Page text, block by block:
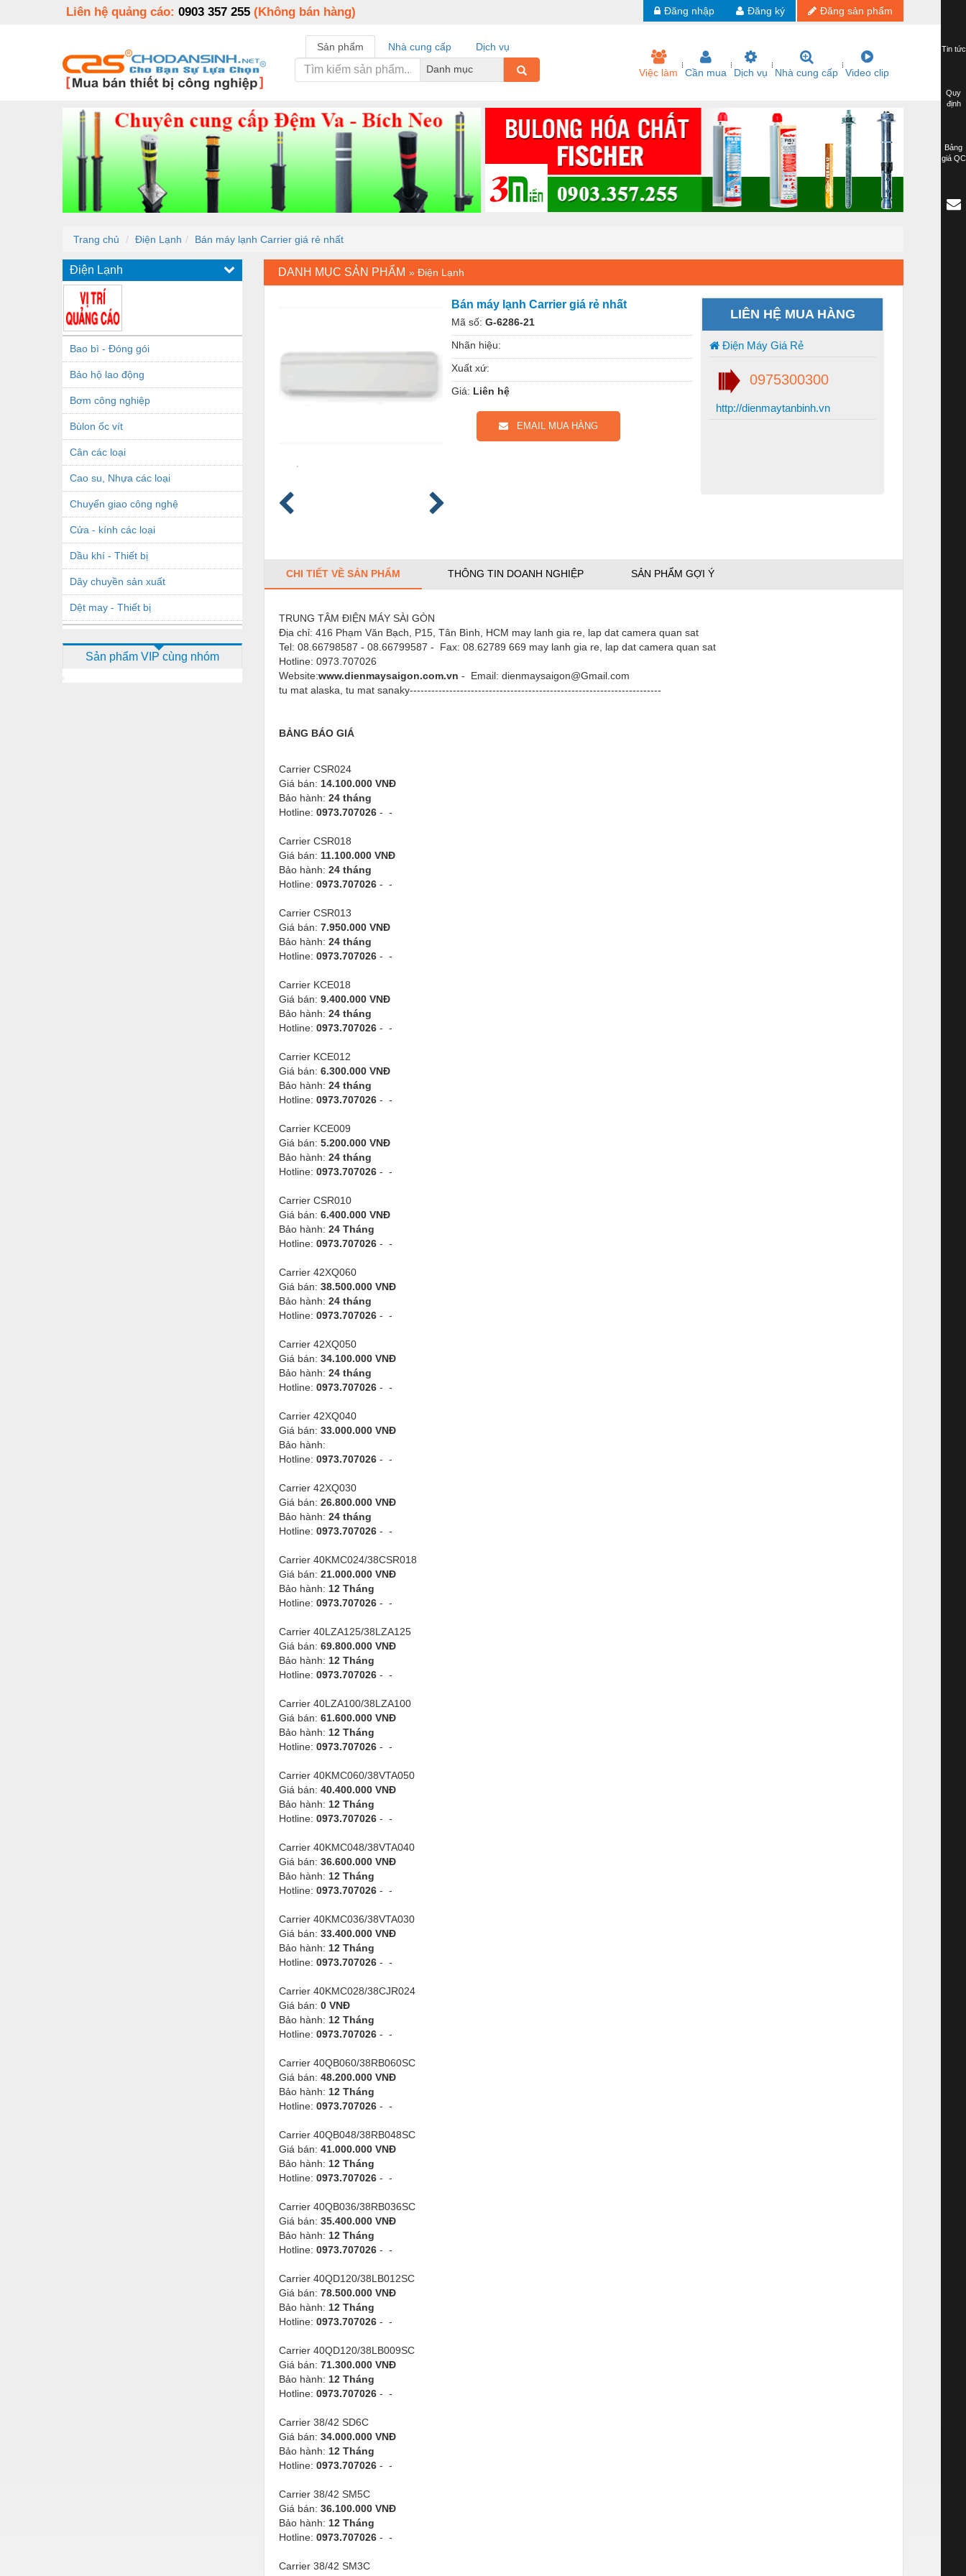
Liên hệ quảng cáo: 0903 357 255 (Không bán hàng) Đăng sản phẩm
Đăng ký
Đăng nhập
Sản phẩm Nhà cung cấp
Dịch vụ
Danh mục
Việc làm Cần mua Dịch vụ Nhà cung cấp Video clip
Trang chủ Điện Lạnh Bán máy lạnh Carrier giá rẻ nhất
Điện Lạnh
Bao bì - Đóng gói
Bảo hộ lao động
Bơm công nghiệp
Bùlon ốc vít
Cân các loại
Cao su, Nhựa các loại
Chuyển giao công nghệ
Cửa - kính các loại
Dầu khí - Thiết bị
Dây chuyền sản xuất
Dệt may - Thiết bị
Dịch vụ - Thi công
Sản phẩm VIP cùng nhóm
DANH MỤC SẢN PHẨM » Điện Lạnh
Bán máy lạnh Carrier giá rẻ nhất
Mã số: G-6286-21
Nhãn hiệu:
Xuất xứ:
Giá: Liên hệ
EMAIL MUA HÀNG
LIÊN HỆ MUA HÀNG
Điện Máy Giá Rẻ
0975300300
http://dienmaytanbinh.vn
CHI TIẾT VỀ SẢN PHẨM THÔNG TIN DOANH NGHIỆP SẢN PHẨM GỢI Ý
TRUNG TÂM ĐIỆN MÁY SÀI GÒN
Địa chỉ: 416 Phạm Văn Bạch, P15, Tân Bình, HCM may lanh gia re, lap dat camera quan sat
Tel: 08.66798587 - 08.66799587 - Fax: 08.62789 669 may lanh gia re, lap dat camera quan sat
Hotline: 0973.707026
Website:www.dienmaysaigon.com.vn - Email: dienmaysaigon@Gmail.com
tu mat alaska, tu mat sanaky----------------------------------------------------------------------
BẢNG BÁO GIÁ
Carrier CSR024
Giá bán: 14.100.000 VNĐ
Bảo hành: 24 tháng
Hotline: 0973.707026 - -
Carrier CSR018
Giá bán: 11.100.000 VNĐ
Bảo hành: 24 tháng
Hotline: 0973.707026 - -
Carrier CSR013
Giá bán: 7.950.000 VNĐ
Bảo hành: 24 tháng
Hotline: 0973.707026 - -
Carrier KCE018
Giá bán: 9.400.000 VNĐ
Bảo hành: 24 tháng
Hotline: 0973.707026 - -
Carrier KCE012
Giá bán: 6.300.000 VNĐ
Bảo hành: 24 tháng
Hotline: 0973.707026 - -
Carrier KCE009
Giá bán: 5.200.000 VNĐ
Bảo hành: 24 tháng
Hotline: 0973.707026 - -
Carrier CSR010
Giá bán: 6.400.000 VNĐ
Bảo hành: 24 Tháng
Hotline: 0973.707026 - -
Carrier 42XQ060
Giá bán: 38.500.000 VNĐ
Bảo hành: 24 tháng
Hotline: 0973.707026 - -
Carrier 42XQ050
Giá bán: 34.100.000 VNĐ
Bảo hành: 24 tháng
Hotline: 0973.707026 - -
Carrier 42XQ040
Giá bán: 33.000.000 VNĐ
Bảo hành:
Hotline: 0973.707026 - -
Carrier 42XQ030
Giá bán: 26.800.000 VNĐ
Bảo hành: 24 tháng
Hotline: 0973.707026 - -
Carrier 40KMC024/38CSR018
Giá bán: 21.000.000 VNĐ
Bảo hành: 12 Tháng
Hotline: 0973.707026 - -
Carrier 40LZA125/38LZA125
Giá bán: 69.800.000 VNĐ
Bảo hành: 12 Tháng
Hotline: 0973.707026 - -
Carrier 40LZA100/38LZA100
Giá bán: 61.600.000 VNĐ
Bảo hành: 12 Tháng
Hotline: 0973.707026 - -
Carrier 40KMC060/38VTA050
Giá bán: 40.400.000 VNĐ
Bảo hành: 12 Tháng
Hotline: 0973.707026 - -
Carrier 40KMC048/38VTA040
Giá bán: 36.600.000 VNĐ
Bảo hành: 12 Tháng
Hotline: 0973.707026 - -
Carrier 40KMC036/38VTA030
Giá bán: 33.400.000 VNĐ
Bảo hành: 12 Tháng
Hotline: 0973.707026 - -
Carrier 40KMC028/38CJR024
Giá bán: 0 VNĐ
Bảo hành: 12 Tháng
Hotline: 0973.707026 - -
Carrier 40QB060/38RB060SC
Giá bán: 48.200.000 VNĐ
Bảo hành: 12 Tháng
Hotline: 0973.707026 - -
Carrier 40QB048/38RB048SC
Giá bán: 41.000.000 VNĐ
Bảo hành: 12 Tháng
Hotline: 0973.707026 - -
Carrier 40QB036/38RB036SC
Giá bán: 35.400.000 VNĐ
Bảo hành: 12 Tháng
Hotline: 0973.707026 - -
Carrier 40QD120/38LB012SC
Giá bán: 78.500.000 VNĐ
Bảo hành: 12 Tháng
Hotline: 0973.707026 - -
Carrier 40QD120/38LB009SC
Giá bán: 71.300.000 VNĐ
Bảo hành: 12 Tháng
Hotline: 0973.707026 - -
Carrier 38/42 SD6C
Giá bán: 34.000.000 VNĐ
Bảo hành: 12 Tháng
Hotline: 0973.707026 - -
Carrier 38/42 SM5C
Giá bán: 36.100.000 VNĐ
Bảo hành: 12 Tháng
Hotline: 0973.707026 - -
Carrier 38/42 SM3C
Tin tức
Quy
định
Bảng
giá QC